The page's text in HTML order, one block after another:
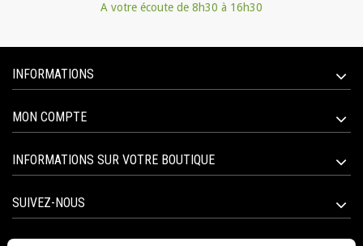
A votre écoute de 8h30 à 16h30
INFORMATIONS
MON COMPTE
INFORMATIONS SUR VOTRE BOUTIQUE
SUIVEZ-NOUS